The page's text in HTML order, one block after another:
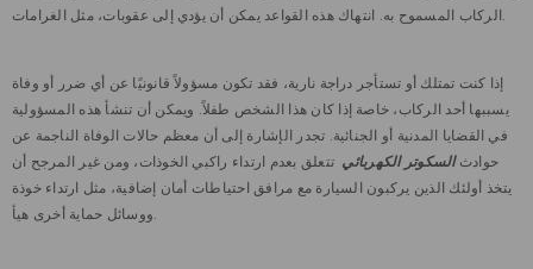
الركاب المسموح به. انتهاك هذه القواعد يمكن أن يؤدي إلى عقوبات، مثل الغرامات.
إذا كنت تمتلك أو تستأجر دراجة نارية، فقد تكون مسؤولاً قانونيًا عن أي ضرر أو وفاة
يسببها أحد الركاب، خاصة إذا كان هذا الشخص طفلاً. ويمكن أن تنشأ هذه المسؤولية
في القضايا المدنية أو الجنائية. تجدر الإشارة إلى أن معظم حالات الوفاة الناجمة عن
حوادثالسكوتر الكهربائي تتعلق بعدم ارتداء راكبي الخوذات، ومن غير المرجح أن
يتخذ أولئك الذين يركبون السيارة مع مرافق احتياطات أمان إضافية، مثل ارتداء خوذة
ووسائل حماية أخرى هيأ.